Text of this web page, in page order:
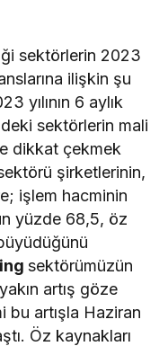
sektörlerin 2023
ilişkin şu
yılının 6 aylık
sektörlerin mali
dikkat çekmek
şirketlerinin,
işlem hacminin
yüzde 68,5, öz
sektörümüzün
artış göze
bu artışla Haziran
Öz kaynakları